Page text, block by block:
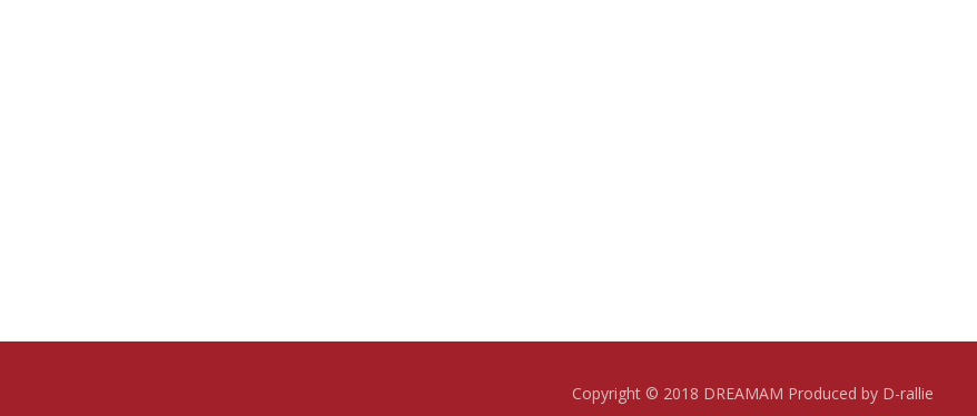
Copyright © 2018 DREAMAM Produced by D-rallie